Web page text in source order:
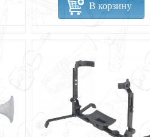
В корзину